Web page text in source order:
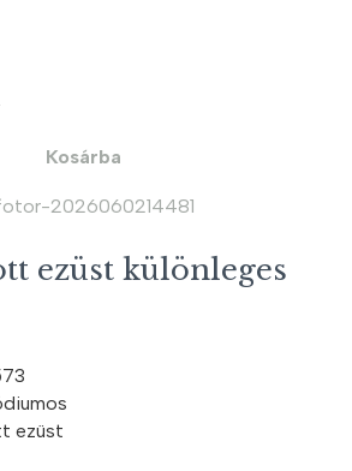
930 Ft.
Kosárba
ezüst különleges
ezüst